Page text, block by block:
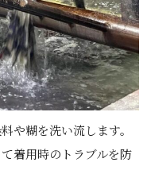
や糊を洗い流します。
着用時のトラブルを防